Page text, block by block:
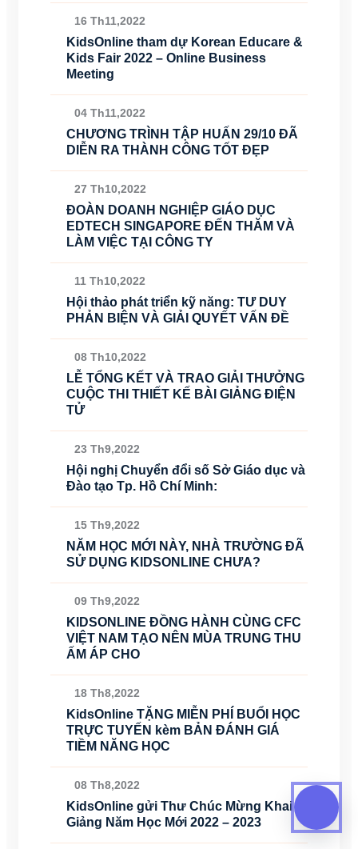
16 Th11,2022
KidsOnline tham dự Korean Educare &
Kids Fair 2022 – Online Business
Meeting
04 Th11,2022
CHƯƠNG TRÌNH TẬP HUẤN 29/10 ĐÃ
DIỄN RA THÀNH CÔNG TỐT ĐẸP
27 Th10,2022
ĐOÀN DOANH NGHIỆP GIÁO DỤC
EDTECH SINGAPORE ĐẾN THĂM VÀ
LÀM VIỆC TẠI CÔNG TY
11 Th10,2022
Hội thảo phát triển kỹ năng: TƯ DUY
PHẢN BIỆN VÀ GIẢI QUYẾT VẤN ĐỀ
08 Th10,2022
LỄ TỔNG KẾT VÀ TRAO GIẢI THƯỞNG
CUỘC THI THIẾT KẾ BÀI GIẢNG ĐIỆN
TỬ
23 Th9,2022
Hội nghị Chuyển đổi số Sở Giáo dục và
Đào tạo Tp. Hồ Chí Minh:
15 Th9,2022
NĂM HỌC MỚI NÀY, NHÀ TRƯỜNG ĐÃ
SỬ DỤNG KIDSONLINE CHƯA?
09 Th9,2022
KIDSONLINE ĐỒNG HÀNH CÙNG CFC
VIỆT NAM TẠO NÊN MÙA TRUNG THU
ẤM ÁP CHO
18 Th8,2022
KidsOnline TẶNG MIỄN PHÍ BUỔI HỌC
TRỰC TUYẾN kèm BẢN ĐÁNH GIÁ
TIỀM NĂNG HỌC
08 Th8,2022
KidsOnline gửi Thư Chúc Mừng Khai
Giảng Năm Học Mới 2022 – 2023